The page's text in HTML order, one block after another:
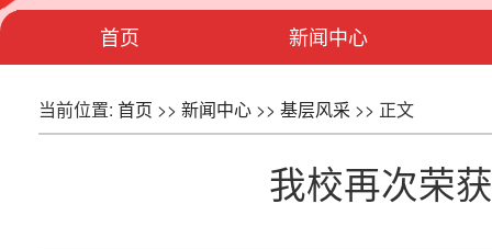
首页 新闻中心
当前位置: 首页 >> 新闻中心 >> 基层风采 >> 正文
我校再次荣